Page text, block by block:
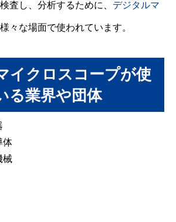
査し、分析するために、 デジタルマ
々な場面で使われています。
イクロスコープが使
る業界や団体
体
械